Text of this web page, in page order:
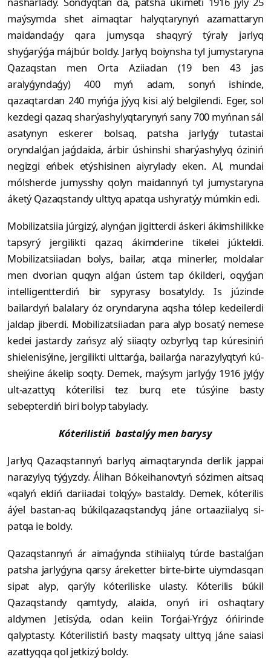
maýsymda shet aimaqtar halyqtarynyń azamattaryn
maidan­daǵy qara jumysqa shaqyrý týraly jarlyq
shyǵarýǵa májbúr boldy. Jarlyq boiynsha tyl jumystaryna
Qa­zaqstan men Orta Aziiadan (19 ben 43 jas
aralyǵyndaǵy) 400 myń adam, sonyń ishinde,
qazaqtardan 240 myńǵa jýyq kisi alý belgilendi. Eger, sol
kezdegi qazaq sharýa­shylyqtarynyń sany 700 myńnan sál
asatynyn eskerer bolsaq, patsha jarlyǵy tutastai
oryndalǵan jaǵdaida, árbir úshin­shi sharýashylyq óziniń
negizgi eńbek etý­shisinen aiyrylady eken. Al, mundai
mólsherde jumysshy qolyn maidannyń tyl jumystaryna
áketý Qazaqstandy ulttyq apatqa ushyratýy múmkin edi.
Mobilizatsiia júrgizý, alynǵan ji­git­terdi áskeri ákimshilikke
tapsyrý jer­gilikti qazaq ákimderine tikelei júk­teldi.
Mobilizatsiiadan bolys, bailar, atqa minerler, moldalar
men dvorian quqyn alǵan ústem tap ókilderi, oqyǵan
intelligentterdiń bir sypyrasy bosatyldy. Is júzinde
bailardyń balalary óz oryndaryna aqsha tólep kedeilerdi
jaldap jiberdi. Mobilizatsiiadan para alyp bosatý nemese
kedei jastardy zańsyz alý siiaqty ozbyrlyq tap kúresiniń
shielenisýine, jergilikti ulttarǵa, bailarǵa narazy­lyqtyń kú­
sheiý­ine ákelip soqty. Demek, maýsym jarlyǵy 1916 jylǵy
ult-azattyq kóte­rilisi tez burq ete túsýine basty
sebepterdiń biri bolyp tabylady.
Kóterilistiń bastalýy men barysy
Jarlyq Qazaqstannyń barlyq aimaq­tarynda derlik jappai
narazylyq týǵyz­dy. Álihan Bókeihanovtyń sózimen ait­saq
«qalyń eldiń dariiadai tolqýy» bastaldy. Demek, kóterilis
áýel bastan-aq búkilqazaqstandyq jáne ortaaziialyq si­
patqa ie boldy.
Qazaqstannyń ár aimaǵynda stihiialyq túrde bastalǵan
patsha jarlyǵyna qarsy áreketter birte-birte uiymdasqan
sipat alyp, qarýly kóteriliske ulasty. Kóterilis búkil
Qazaqstandy qamtydy, alaida, onyń iri oshaqtary
aldymen Jetisýda, odan keiin Torǵai-Yrǵyz óńirinde
qalyptasty. Kóterilistiń basty maqsaty ulttyq jáne saiasi
azattyqqa qol jetkizý boldy.